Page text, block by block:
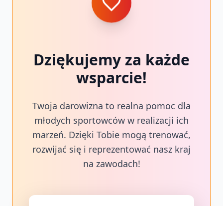
Dziękujemy za każde
wsparcie!
Twoja darowizna to realna pomoc dla
młodych sportowców w realizacji ich
marzeń. Dzięki Tobie mogą trenować,
rozwijać się i reprezentować nasz kraj
na zawodach!